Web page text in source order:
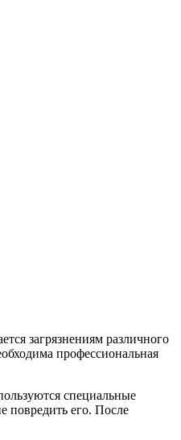
загрязнениям различного
профессиональная
специальные
повредить его. После